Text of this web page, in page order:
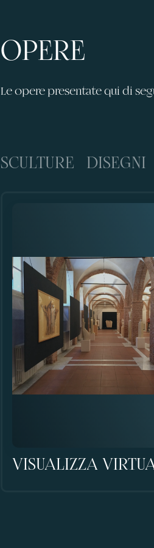
OPERE
Le opere presentate qui di
SCULTURE DISEGNI
VISUALIZZA